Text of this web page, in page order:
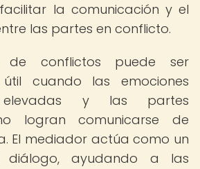
la comunicación y el
las partes en conflicto.
de conflictos puede ser
útil cuando las emociones
y las partes
logran comunicarse de
El mediador actúa como un
diálogo, ayudando a las